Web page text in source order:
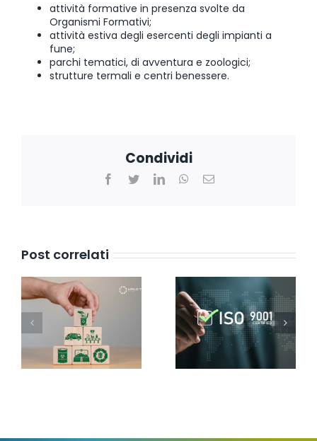
attività formative in presenza svolte da
Organismi Formativi;
attività estiva degli esercenti degli impianti a
fune;
parchi tematici, di avventura e zoologici;
strutture termali e centri benessere.
Condividi
Facebook
TwitterLinkedInWhatsApp
Email
Post correlati